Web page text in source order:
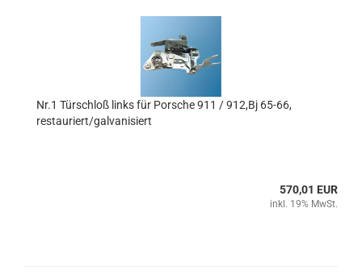
Nr.1 Türschloß links für Porsche 911 / 912,Bj 65-66,
restauriert/galvanisiert
570,01 EUR
inkl. 19% MwSt.